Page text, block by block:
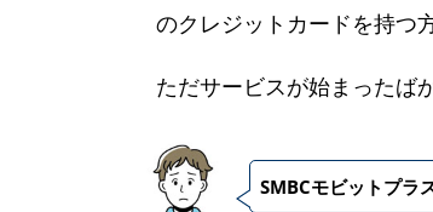
のクレジットカードを持つ
ただサービスが始まったば
SMBCモビットプラ